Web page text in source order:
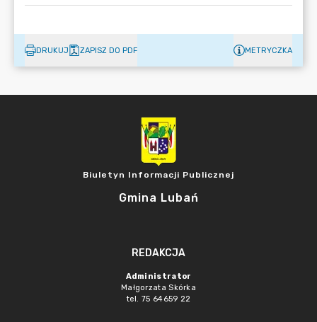
DRUKUJ ZAPISZ DO PDF METRYCZKA
Biuletyn Informacji Publicznej
Gmina Lubań
REDAKCJA
Administrator
Małgorzata Skórka
tel. 75 64659 22